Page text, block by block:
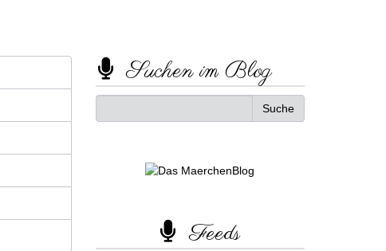
Suchen im Blog
Feeds